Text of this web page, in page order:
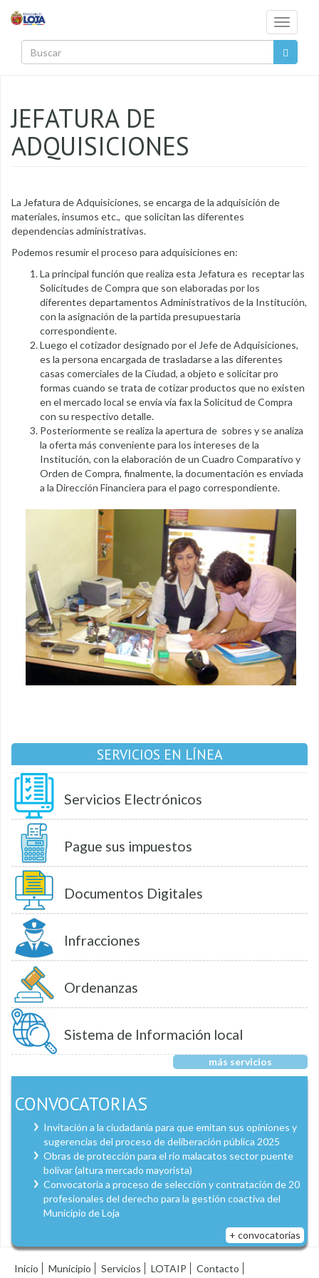
Toggle
JEFATURA DE
ADQUISICIONES
La Jefatura de Adquisiciones, se encarga de la adquisición de
materiales, insumos etc., que solicitan las diferentes
dependencias administrativas.
Podemos resumir el proceso para adquisiciones en:
La principal función que realiza esta Jefatura es receptar las
Solicitudes de Compra que son elaboradas por los
diferentes departamentos Administrativos de la Institución,
con la asignación de la partida presupuestaria
correspondiente.
Luego el cotizador designado por el Jefe de Adquisiciones,
es la persona encargada de trasladarse a las diferentes
casas comerciales de la Ciudad, a objeto e solicitar pro
formas cuando se trata de cotizar productos que no existen
en el mercado local se envía vía fax la Solicitud de Compra
con su respectivo detalle.
Posteriormente se realiza la apertura de sobres y se analiza
la oferta más conveniente para los intereses de la
Institución, con la elaboración de un Cuadro Comparativo y
Orden de Compra, finalmente, la documentación es enviada
a la Dirección Financiera para el pago correspondiente.
SERVICIOS EN LÍNEA
Servicios Electrónicos
Pague sus impuestos
Documentos Digitales
Infracciones
Ordenanzas
Sistema de Información local
más servicios
CONVOCATORIAS
Invitación a la ciudadanía para que emitan sus opiniones y
sugerencias del proceso de deliberación pública 2025
Obras de protección para el río malacatos sector puente
bolívar (altura mercado mayorista)
Convocatoria a proceso de selección y contratación de 20
profesionales del derecho para la gestión coactiva del
Municipio de Loja
+ convocatorias
Inicio Municipio Servicios LOTAIP Contacto